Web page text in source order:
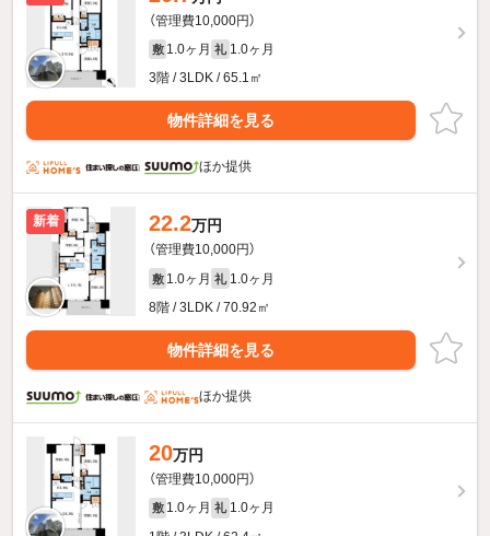
（管理費10,000円）
敷 1.0ヶ月 礼 1.0ヶ月
3階 / 3LDK / 65.1㎡
物件詳細を見る
ほか提供
新着 22.2万円
（管理費10,000円）
敷 1.0ヶ月 礼 1.0ヶ月
8階 / 3LDK / 70.92㎡
物件詳細を見る
ほか提供
20万円
（管理費10,000円）
敷 1.0ヶ月 礼 1.0ヶ月